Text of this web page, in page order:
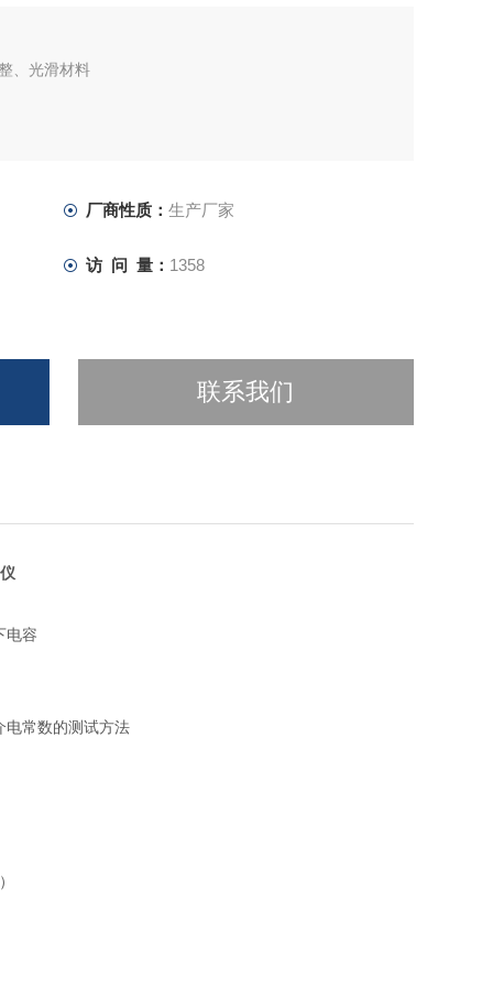
、光滑材料
厂商性质： 生产厂家
访 问 量： 1358
联系我们
电容
电常数的测试方法